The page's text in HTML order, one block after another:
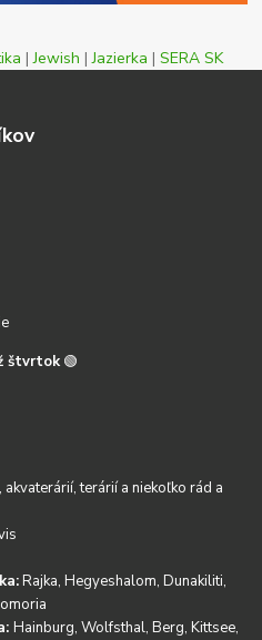
|Jewish |Jazierka | SERA SK
štvrtok 🟢
akvaterárií, terárií a niekoľko rád a
Rajka, Hegyeshalom, Dunakiliti,
Hainburg, Wolfsthal, Berg, Kittsee,